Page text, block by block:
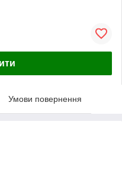
Умови повернення